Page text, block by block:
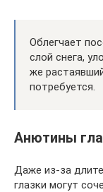
Облегчает
слой снега,
же
потребуется.
Анютины
Даже из-за
глазки могут